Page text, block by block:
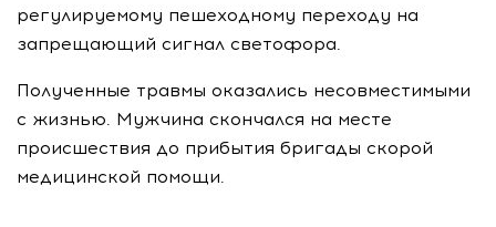
регулируемому пешеходному переходу на
запрещающий сигнал светофора.
Полученные травмы оказались несовместимыми
с жизнью. Мужчина скончался на месте
происшествия до прибытия бригады скорой
медицинской помощи.